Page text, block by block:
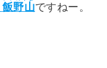
飯野山ですねー。